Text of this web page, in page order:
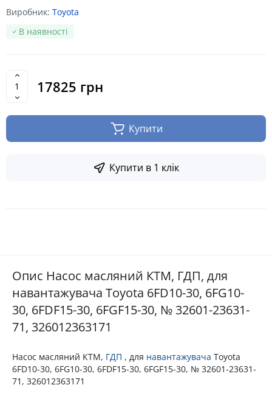
Виробник: Toyota
В наявності
17825 грн
Купити
Купити в 1 клік
Опис Насос масляний КТМ, ГДП, для
навантажувача Toyota 6FD10-30, 6FG10-
30, 6FDF15-30, 6FGF15-30, № 32601-23631-
71, 326012363171
Насос масляний КТМ, ГДП , для навантажувача Toyota
6FD10-30, 6FG10-30, 6FDF15-30, 6FGF15-30, № 32601-23631-
71, 326012363171